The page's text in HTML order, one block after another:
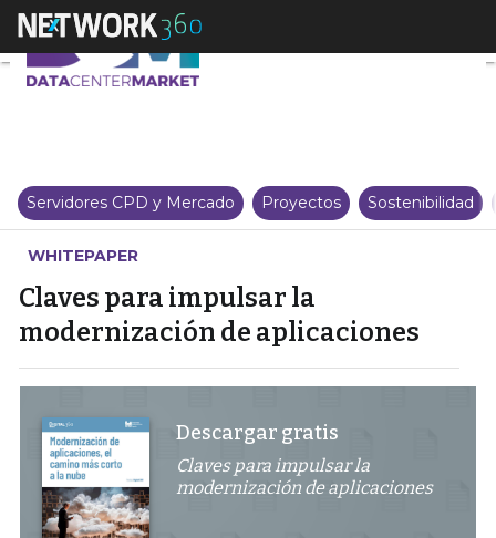
Claves para impulsar la
Servidores CPD y Mercado Proyectos Sostenibilidad
WHITEPAPER
Claves para impulsar la
modernización de aplicaciones
Descargar gratis
Claves para impulsar la
modernización de aplicaciones